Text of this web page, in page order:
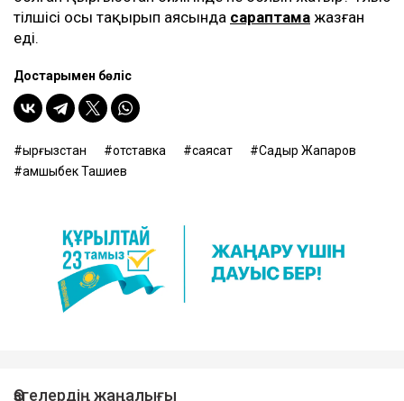
тілшісі осы тақырып аясында сараптама жазған
еді.
Достарыңмен бөліс
Қырғызстан отставка саясат
Садыр Жапаров
Қамшыбек Ташиев